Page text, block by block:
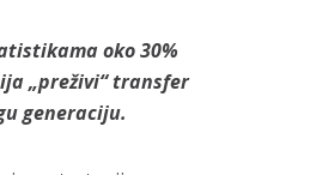
oko 30%
„preživi“ transfer
generaciju.